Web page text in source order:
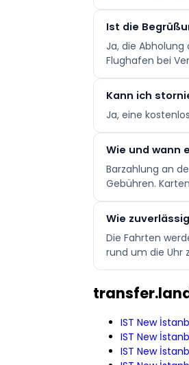
Ist die
Ja, die
Flughafen bei
Kann ich
Ja, eine
Wie und wann
Barzahlung an
Gebühren.
Wie
Die Fahrten
rund um die Uhr
IST New
IST New
IST New